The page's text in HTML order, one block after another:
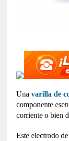
Una varilla de
componente
corriente o bien
Este electrodo